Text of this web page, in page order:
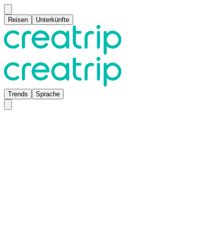
Reisen Unterkünfte
Trends Sprache